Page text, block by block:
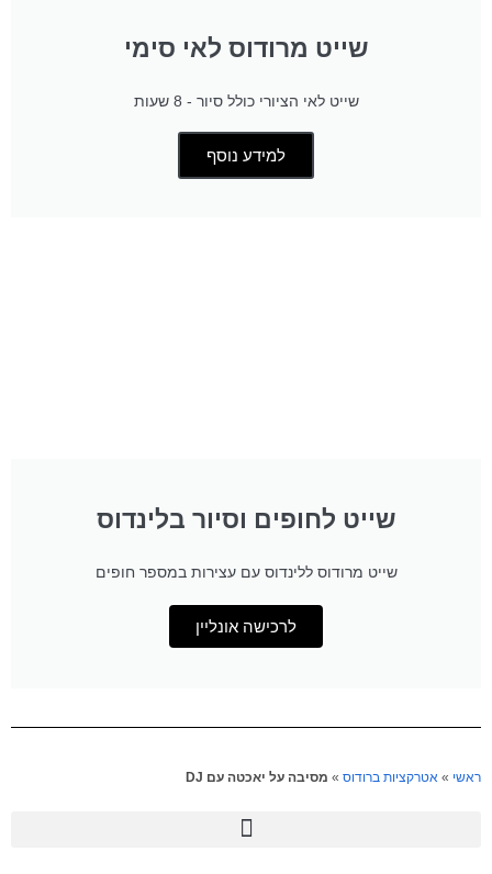
שייט מרודוס לאי סימי
שייט לאי הציורי כולל סיור - 8 שעות
למידע נוסף
שייט לחופים וסיור בלינדוס
שייט מרודוס ללינדוס עם עצירות במספר חופים
לרכישה אונליין
ראשי » אטרקציות ברודוס » מסיבה על יאכטה עם DJ